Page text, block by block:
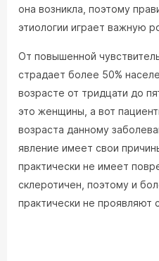
она возникла, поэтому
этиологии играет важную
От повышенной
страдает более 50%
возрасте от тридцати до
это женщины, а вот
возраста данному
явление имеет свои
практически не имеет
склеротичен, поэтому и
практически не проявляют